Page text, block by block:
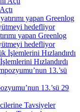
yapan Greenlog
hedefliyor
Hızlandırdı
13.’sü 29